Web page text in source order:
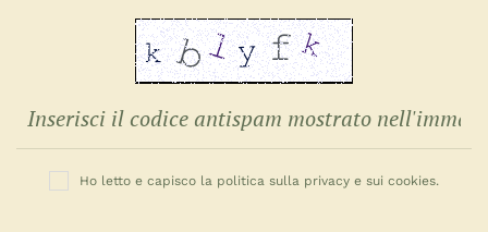
Ho letto e capisco la politica sulla privacy e sui cookies.